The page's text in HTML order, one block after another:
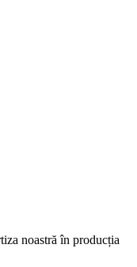
noastră în producția